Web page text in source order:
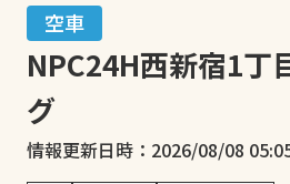
空車
NPC24H西新宿1丁
グ
情報更新日時：2026/08/08